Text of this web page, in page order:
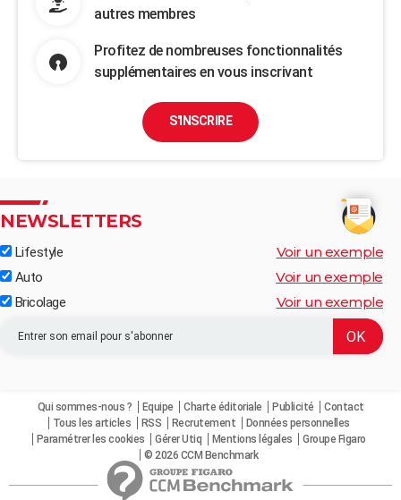
autres membres
Profitez de nombreuses fonctionnalités
supplémentaires en vous inscrivant
S'INSCRIRE
NEWSLETTERS
Lifestyle Voir un exemple
Auto Voir un exemple
Bricolage Voir un exemple
Qui sommes-nous ? Equipe Charte éditoriale Publicité
Contact
Tous les articles
RSS Recrutement
Données personnelles
Paramétrer les cookies
Gérer Utiq Mentions légales
Groupe Figaro
© 2026 CCM Benchmark